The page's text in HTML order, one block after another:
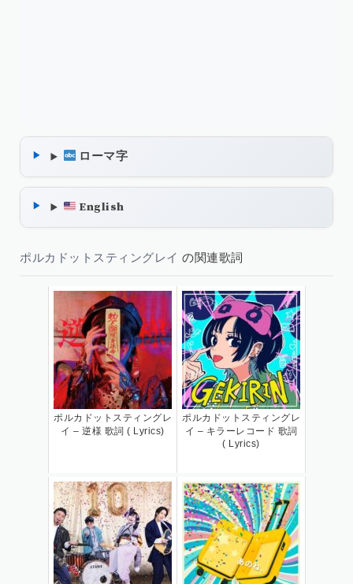
ローマ字
English
ポルカドットスティングレイ の関連歌詞
ポルカドットスティングレ
イ – 逆様 歌詞 ( Lyrics)
ポルカドットスティングレ
イ – キラーレコード 歌詞
( Lyrics)